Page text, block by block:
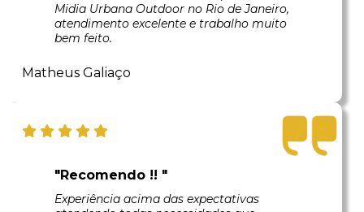
Midia Urbana Outdoor no Rio de Janeiro,
atendimento excelente e trabalho muito
bem feito.
Matheus Galiaço
"Recomendo !! "
Experiência acima das expectativas